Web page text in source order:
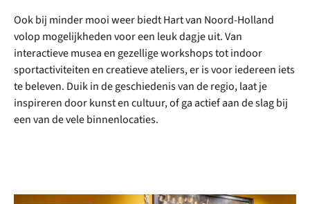
Ook bij minder mooi weer biedt Hart van Noord-Holland
volop mogelijkheden voor een leuk dagje uit. Van
interactieve musea en gezellige workshops tot indoor
sportactiviteiten en creatieve ateliers, er is voor iedereen iets
te beleven. Duik in de geschiedenis van de regio, laat je
inspireren door kunst en cultuur, of ga actief aan de slag bij
een van de vele binnenlocaties.